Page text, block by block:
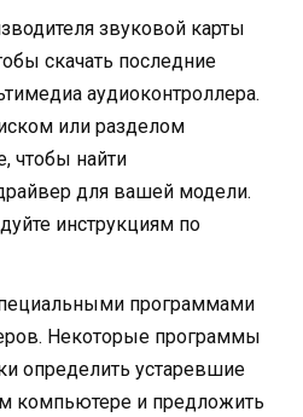
звуковой карты
скачать последние
аудиоконтроллера.
или разделом
чтобы найти
для вашей модели.
инструкциям по
программами
Некоторые программы
определить устаревшие
компьютере и предложить